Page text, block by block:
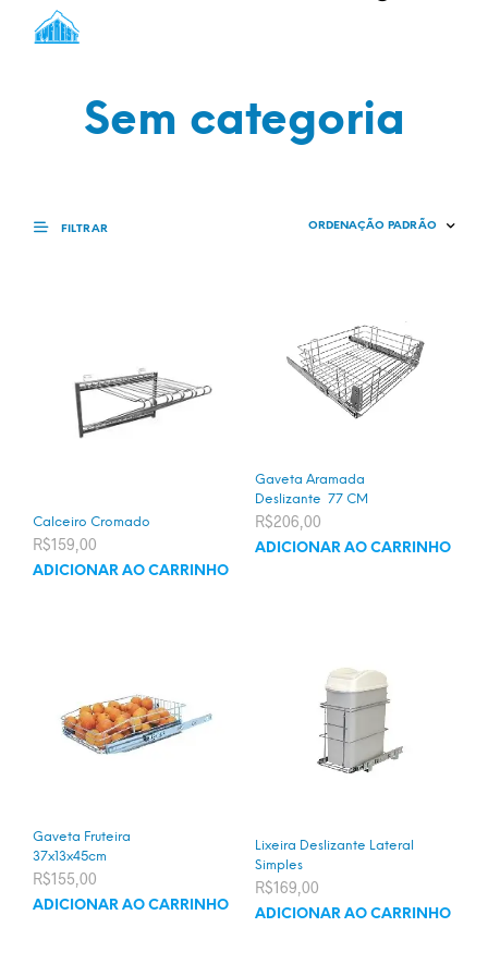
Sem categoria
FILTRAR
Calceiro Cromado
R$159,00
ADICIONAR AO CARRINHO
Gaveta Aramada
Deslizante 77 CM
R$206,00
ADICIONAR AO CARRINHO
Gaveta Fruteira
37x13x45cm
R$155,00
ADICIONAR AO CARRINHO
Lixeira Deslizante Lateral
Simples
R$169,00
ADICIONAR AO CARRINHO